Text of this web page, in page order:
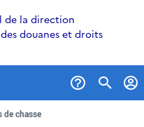
de la direction
douanes et droits
de chasse